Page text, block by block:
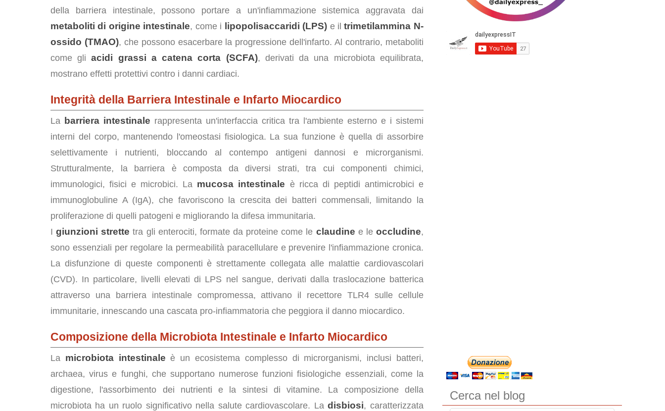
della barriera intestinale, possono portare a un'infiammazione sistemica aggravata dai
metaboliti di origine intestinale, come i lipopolisaccaridi (LPS) e iltrimetilammina N-
ossido (TMAO), che possono esacerbare la progressione dell'infarto. Al contrario, metaboliti
come gliacidi grassi a catena corta (SCFA), derivati da una microbiota equilibrata,
mostrano effetti protettivi contro i danni cardiaci.
Integrità della Barriera Intestinale e Infarto Miocardico
La barriera intestinale rappresenta un'interfaccia critica tra l'ambiente esterno e i sistemi
interni del corpo, mantenendo l'omeostasi fisiologica. La sua funzione è quella di assorbire
selettivamente i nutrienti, bloccando al contempo antigeni dannosi e microrganismi.
Strutturalmente, la barriera è composta da diversi strati, tra cui componenti chimici,
immunologici, fisici e microbici. La mucosa intestinale è ricca di peptidi antimicrobici e
immunoglobuline A (IgA), che favoriscono la crescita dei batteri commensali, limitando la
proliferazione di quelli patogeni e migliorando la difesa immunitaria.
Igiunzioni strette tra gli enterociti, formate da proteine come le claudine e le occludine,
sono essenziali per regolare la permeabilità paracellulare e prevenire l'infiammazione cronica.
La disfunzione di queste componenti è strettamente collegata alle malattie cardiovascolari
(CVD). In particolare, livelli elevati di LPS nel sangue, derivati dalla traslocazione batterica
attraverso una barriera intestinale compromessa, attivano il recettore TLR4 sulle cellule
immunitarie, innescando una cascata pro-infiammatoria che peggiora il danno miocardico.
Composizione della Microbiota Intestinale e Infarto Miocardico
La microbiota intestinale è un ecosistema complesso di microrganismi, inclusi batteri,
archaea, virus e funghi, che supportano numerose funzioni fisiologiche essenziali, come la
digestione, l'assorbimento dei nutrienti e la sintesi di vitamine. La composizione della
microbiota ha un ruolo significativo nella salute cardiovascolare. Ladisbiosi, caratterizzata
Cerca nel blog